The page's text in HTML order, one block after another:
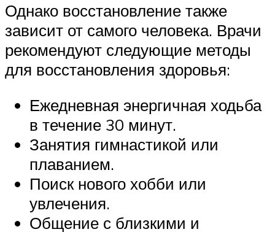
Однако восстановление также
зависит от самого человека. Врачи
рекомендуют следующие методы
для восстановления здоровья:
Ежедневная энергичная ходьба
в течение 30 минут.
Занятия гимнастикой или
плаванием.
Поиск нового хобби или
увлечения.
Общение с близкими и